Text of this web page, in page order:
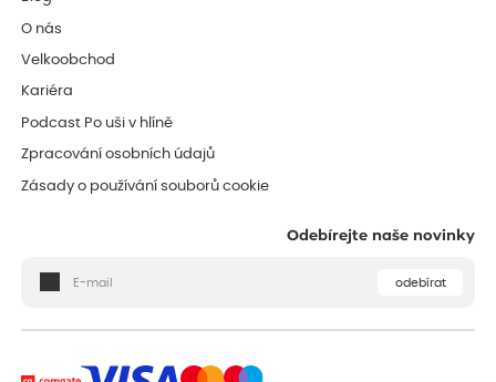
O nás
Velkoobchod
Kariéra
Podcast Po uši v hlíně
Zpracování osobních údajů
Zásady o používání souborů cookie
Odebírejte naše novinky
odebírat